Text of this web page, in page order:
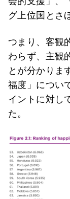
グ上位国とさ
つまり、客観
わらず、主観
とが分かりま
福度」につい
イントに対し
た。